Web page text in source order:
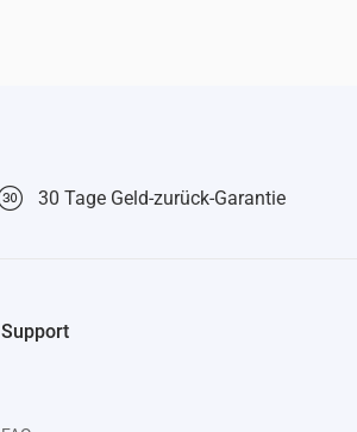
30 Tage Geld-zurück-Garantie
Support